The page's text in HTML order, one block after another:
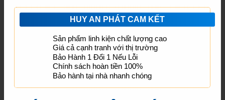
HUY AN PHÁT CAM KẾT
Sản phẩm linh kiện chất lượng cao
Giá cả cạnh tranh với thị trường
Bảo Hành 1 Đổi 1 Nếu Lỗi
Chính sách hoàn tiền 100%
Bảo hành tại nhà nhanh chóng